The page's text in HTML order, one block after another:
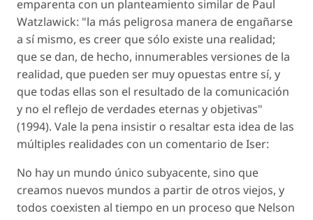
emparenta con un planteamiento similar de Paul
Watzlawick: "la más peligrosa manera de engañarse
a sí mismo, es creer que sólo existe una realidad;
que se dan, de hecho, innumerables versiones de la
realidad, que pueden ser muy opuestas entre sí, y
que todas ellas son el resultado de la comunicación
y no el reflejo de verdades eternas y objetivas"
(1994). Vale la pena insistir o resaltar esta idea de las
múltiples realidades con un comentario de Iser:
No hay un mundo único subyacente, sino que
creamos nuevos mundos a partir de otros viejos, y
todos coexisten al tiempo en un proceso que Nelson